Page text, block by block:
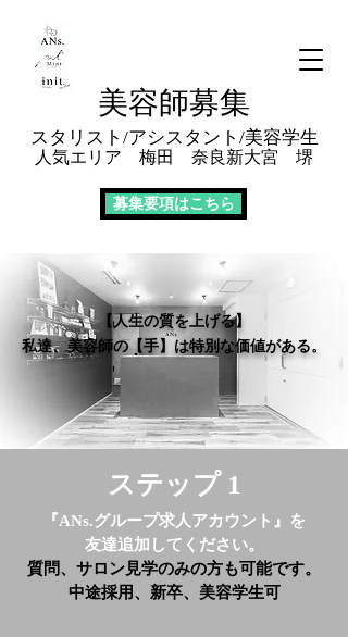
美容師募集
スタリスト/アシス タント/美容学生
人気エリア 梅田 奈良 新大宮 堺
募集要項はこちら
​【人生の質を上げる】
私達、美容師の【手】 は特別な価値がある。
​ステップ 1
『ANs.グループ求人アカウント』
を
​友達追加してください。
​​質問、サロン見学のみの方も可能です。
​​中途採用、新卒、美容学生可